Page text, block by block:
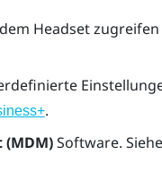
Headset
.
Software. Siehe